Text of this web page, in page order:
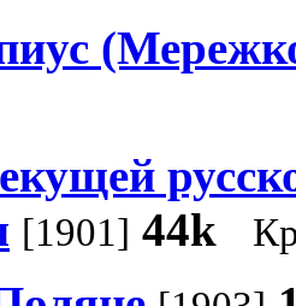
[1901] 44k